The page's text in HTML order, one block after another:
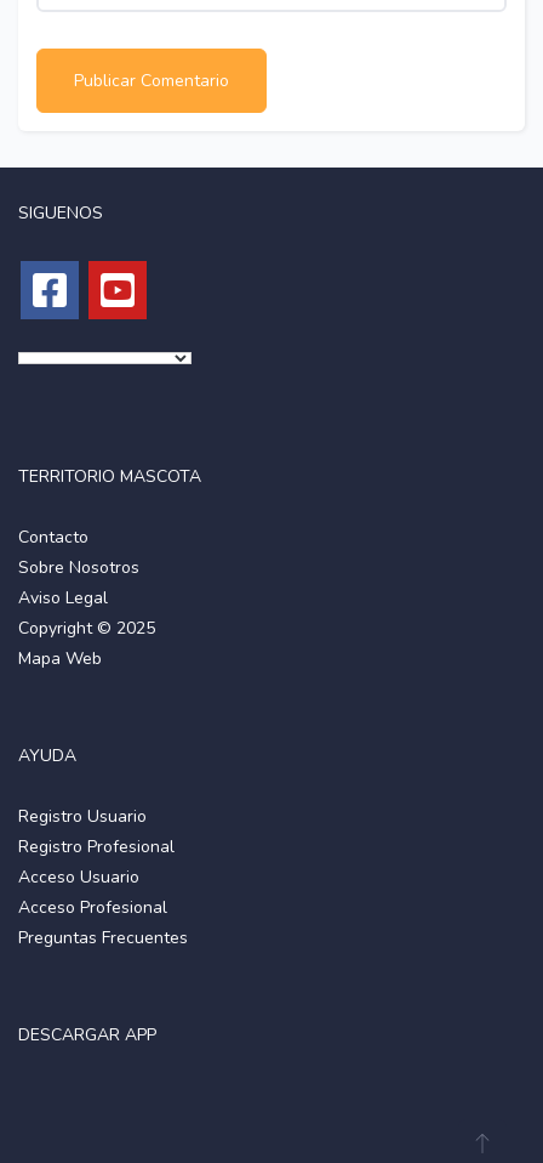
SIGUENOS
TERRITORIO MASCOTA
Contacto
Sobre Nosotros
Aviso Legal
Copyright © 2025
Mapa Web
AYUDA
Registro Usuario
Registro Profesional
Acceso Usuario
Acceso Profesional
Preguntas Frecuentes
DESCARGAR APP